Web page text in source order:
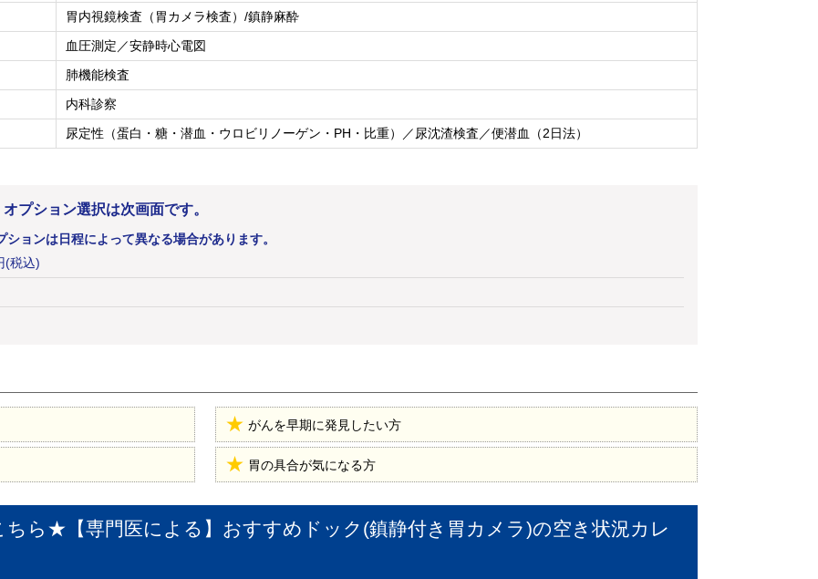
胃内視鏡検査（胃カメラ検査）/鎮静麻酔
血圧測定／安静時心電図
肺機能検査
内科診察
尿定性（蛋白・糖・潜血・ウロビリノーゲン・PH・比重）／尿沈渣検査／便潜血（2日法）
プション選択は次画面です。
ションは日程によって異なる場合があります。
(税込)
がんを早期に発見したい方
胃の具合が気になる方
ら★【専門医による】おすすめドック(鎮静付き胃カメラ)の空き状況カレ